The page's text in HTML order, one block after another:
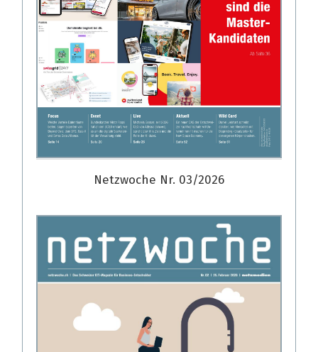
Netzwoche Nr. 03/2026